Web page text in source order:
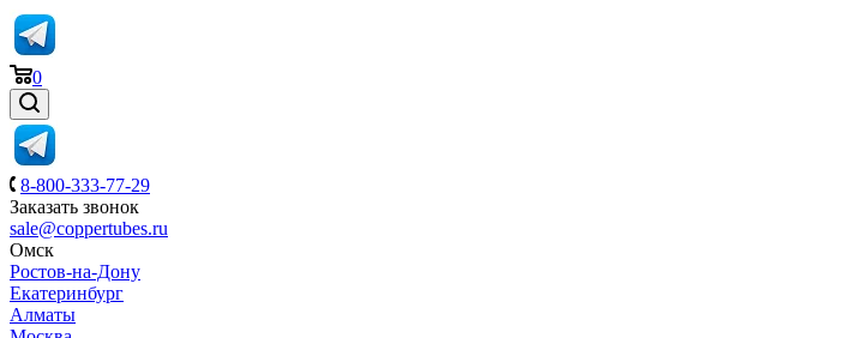
0
8-800-333-77-29
Заказать звонок
sale@coppertubes.ru
Омск
Ростов-на-Дону
Екатеринбург
Алматы